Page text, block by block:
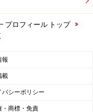
プロフィール トップ
>
報
載
バシーポリシー
・商標・免責